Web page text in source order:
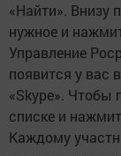
«Найти». Внизу
нужное и
Управление
появится у вас
«Skype». Чтобы
списке и
Каждому